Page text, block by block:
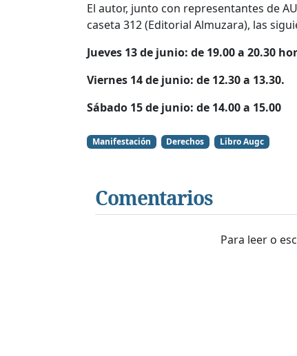
El autor, junto con representantes de
caseta 312 (Editorial Almuzara), las
Jueves 13 de junio: de 19.00 a 20.30
Viernes 14 de junio: de 12.30 a 13.30.
Sábado 15 de junio: de 14.00 a 15.00
Manifestación Derechos Libro Augc
Comentarios
Para leer o